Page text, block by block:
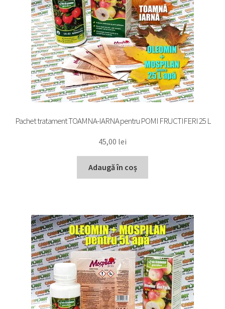
Pachet tratament TOAMNA-IARNA pentru POMI FRUCTIFERI 25 L
45,00 lei
Adaugă în coș